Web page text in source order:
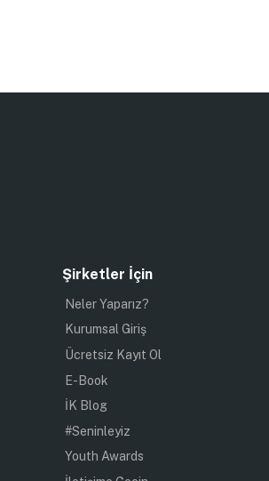
Şirketler İçin
Neler Yaparız?
Kurumsal Giriş
Ücretsiz Kayıt Ol
E-Book
İK Blog
#Seninleyiz
Youth Awards